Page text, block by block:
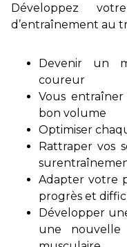
Développez
d’entraînement au
Devenir un
coureur
Vous
bon volume
Optimiser
Rattraper vos
Adapter votre
progrès et
Développer
une nouvelle